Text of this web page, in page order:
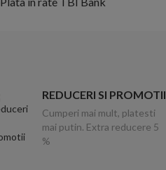
REDUCERI SI PROMOTII
Cumperi mai mult, platesti
mai putin. Extra reducere 5
%